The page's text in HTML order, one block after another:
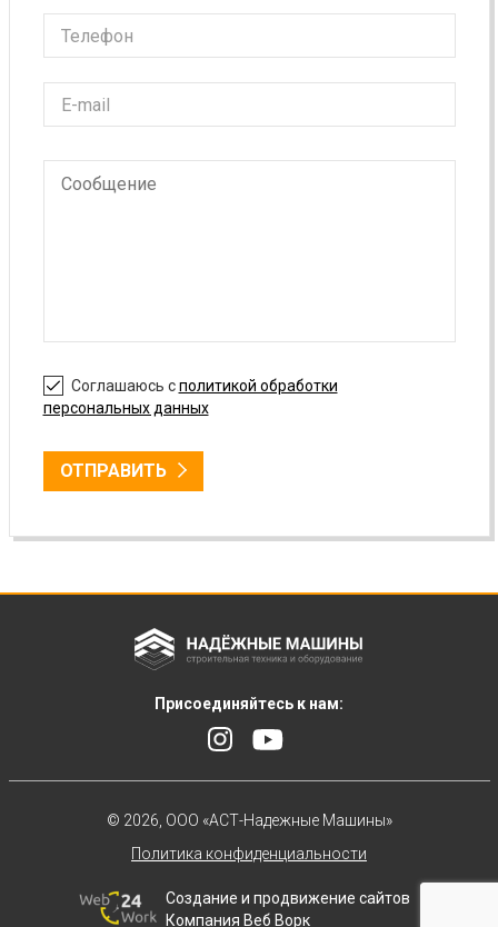
Соглашаюсь сполитикой обработки
персональных данных
ОТПРАВИТЬ
Присоединяйтесь к нам:
© 2026, ООО «АСТ-Надежные Машины»
Политика конфиденциальности
Создание и продвижение сайтов
Компания Веб Ворк